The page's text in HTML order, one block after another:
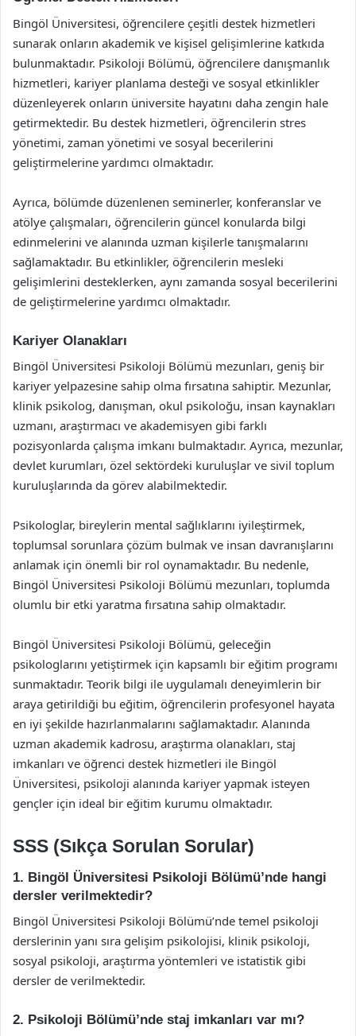
Bingöl Üniversitesi, öğrencilere çeşitli destek hizmetleri
sunarak onların akademik ve kişisel gelişimlerine katkıda
bulunmaktadır. Psikoloji Bölümü, öğrencilere danışmanlık
hizmetleri, kariyer planlama desteği ve sosyal etkinlikler
düzenleyerek onların üniversite hayatını daha zengin hale
getirmektedir. Bu destek hizmetleri, öğrencilerin stres
yönetimi, zaman yönetimi ve sosyal becerilerini
geliştirmelerine yardımcı olmaktadır.
Ayrıca, bölümde düzenlenen seminerler, konferanslar ve
atölye çalışmaları, öğrencilerin güncel konularda bilgi
edinmelerini ve alanında uzman kişilerle tanışmalarını
sağlamaktadır. Bu etkinlikler, öğrencilerin mesleki
gelişimlerini desteklerken, aynı zamanda sosyal becerilerini
de geliştirmelerine yardımcı olmaktadır.
Kariyer Olanakları
Bingöl Üniversitesi Psikoloji Bölümü mezunları, geniş bir
kariyer yelpazesine sahip olma fırsatına sahiptir. Mezunlar,
klinik psikolog, danışman, okul psikoloğu, insan kaynakları
uzmanı, araştırmacı ve akademisyen gibi farklı
pozisyonlarda çalışma imkanı bulmaktadır. Ayrıca, mezunlar,
devlet kurumları, özel sektördeki kuruluşlar ve sivil toplum
kuruluşlarında da görev alabilmektedir.
Psikologlar, bireylerin mental sağlıklarını iyileştirmek,
toplumsal sorunlara çözüm bulmak ve insan davranışlarını
anlamak için önemli bir rol oynamaktadır. Bu nedenle,
Bingöl Üniversitesi Psikoloji Bölümü mezunları, toplumda
olumlu bir etki yaratma fırsatına sahip olmaktadır.
Bingöl Üniversitesi Psikoloji Bölümü, geleceğin
psikologlarını yetiştirmek için kapsamlı bir eğitim programı
sunmaktadır. Teorik bilgi ile uygulamalı deneyimlerin bir
araya getirildiği bu eğitim, öğrencilerin profesyonel hayata
en iyi şekilde hazırlanmalarını sağlamaktadır. Alanında
uzman akademik kadrosu, araştırma olanakları, staj
imkanları ve öğrenci destek hizmetleri ile Bingöl
Üniversitesi, psikoloji alanında kariyer yapmak isteyen
gençler için ideal bir eğitim kurumu olmaktadır.
SSS (Sıkça Sorulan Sorular)
1. Bingöl Üniversitesi Psikoloji Bölümü’nde hangi
dersler verilmektedir?
Bingöl Üniversitesi Psikoloji Bölümü’nde temel psikoloji
derslerinin yanı sıra gelişim psikolojisi, klinik psikoloji,
sosyal psikoloji, araştırma yöntemleri ve istatistik gibi
dersler de verilmektedir.
2. Psikoloji Bölümü’nde staj imkanları var mı?